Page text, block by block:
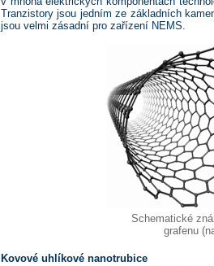
Tranzistory jsou jedním ze základních
jsou velmi zásadní pro zařízení NEMS.
Schematické
grafenu
Kovové uhlíkové nanotrubice